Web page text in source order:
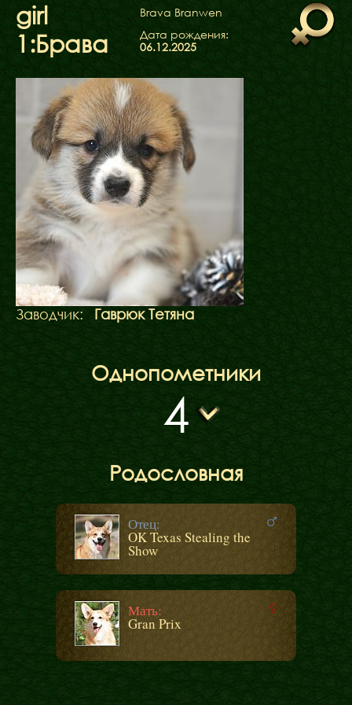
girl
1:Брава
Brava Branwen
Дата рождения:
06.12.2025
Заводчик: Гаврюк Тетяна
Однопометники
4
Родословная
Отец:
OK Texas Stealing the
Show
Мать:
Gran Prix
ФАКТИ
БЛОГ
ГАЛЕРЕЇ